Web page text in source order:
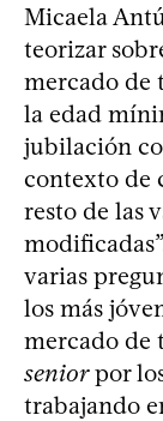
Micaela
teorizar
mercado de
la edad
jubilación
contexto de
resto de las
varias
los más
mercado de
seniorpor
trabajando